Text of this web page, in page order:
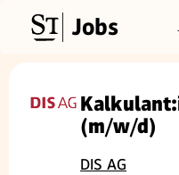
Jobs
(m/w/d)
DIS AG